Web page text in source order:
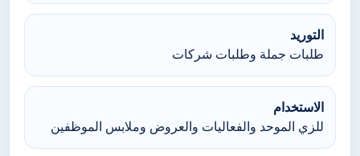
التوريد
طلبات جملة وطلبات شركات
الاستخدام
للزي الموحد والفعاليات والعروض وملابس الموظفين